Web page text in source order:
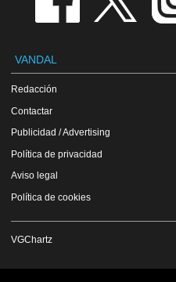
VANDAL
Redacción
Contactar
Publicidad / Advertising
Política de privacidad
Aviso legal
Política de cookies
VGChartz